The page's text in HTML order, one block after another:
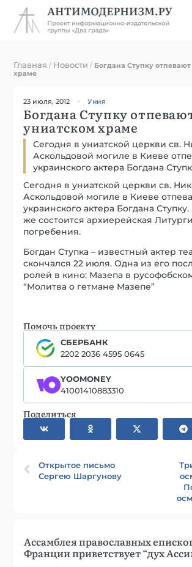
Главная / Новости / Богдана Ступку
храме
23 июля, 2012 Уния
Богдана Ступку
униатском храме
Сегодня в униатской церкви св.
Аскольдовой могиле в Киеве
украинского актера Богдана
Сегодня в униатской церкви св.
Аскольдовой могиле в Киеве
украинского актера Богдана
же состоится архиерейская
погребения.
Богдан Ступка – известный актер
скончался 22 июля. Одна из его
ролей в кино: Мазепа в
“Молитва о гетмане Мазепе”
Помочь проекту
СБЕРБАНК
2202 2036 4595 0645
YOOMONEY
41001410883310
Поделиться
Открытое письмо
Сергею Шаргунову
Ассамблея православных
Франции приветствует “дух